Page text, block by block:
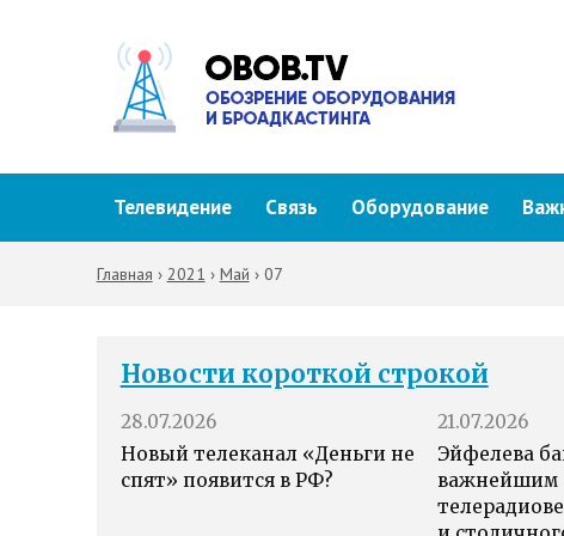
Телевидение Связь Оборудование
Главная › 2021 › Май › 07
Новости короткой строкой
28.07.2026
Новый телеканал «Деньги не
спят» появится в РФ?
21.07.2026
Эйфелева
важнейшим